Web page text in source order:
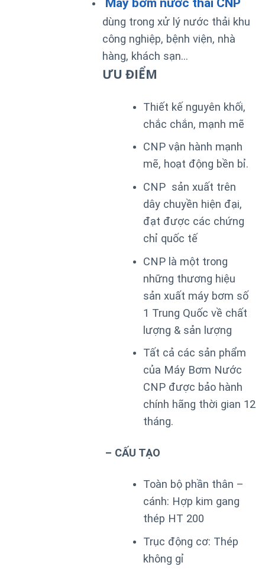
dùng trong xử lý nước thải khu
công nghiệp, bệnh viện, nhà
hàng, khách sạn…
ƯU ĐIỂM
Thiết kế nguyên khối,
chắc chắn, mạnh mẽ
CNP vận hành mạnh
mẽ, hoạt động bền bỉ.
CNP sản xuất trên
dây chuyền hiện đại,
đạt được các chứng
chỉ quốc tế
CNP là một trong
những thương hiệu
sản xuất máy bơm số
1 Trung Quốc về chất
lượng & sản lượng
Tất cả các sản phẩm
của Máy Bơm Nước
CNP được bảo hành
chính hãng thời gian 12
tháng.
– CẤU TẠO
Toàn bộ phần thân –
cánh: Hợp kim gang
thép HT 200
Trục động cơ: Thép
không gỉ